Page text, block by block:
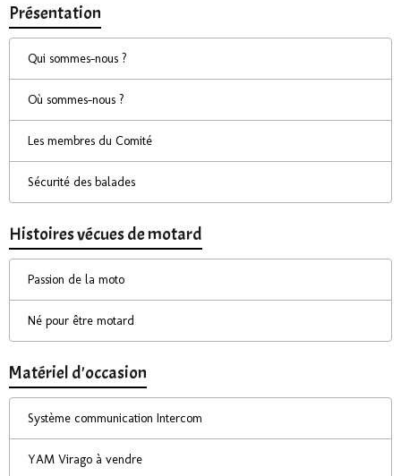
Présentation
Qui sommes-nous ?
Où sommes-nous ?
Les membres du Comité
Sécurité des balades
Histoires vécues de motard
Passion de la moto
Né pour être motard
Matériel d'occasion
Système communication Intercom
YAM Virago à vendre